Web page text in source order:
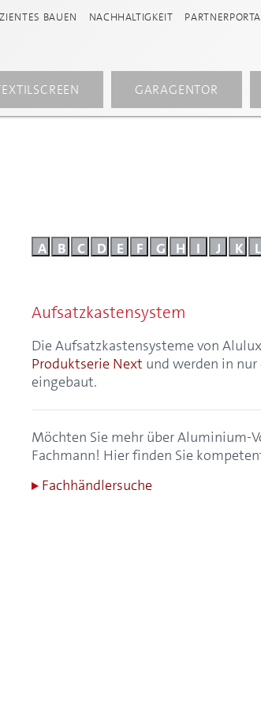
BAUEN NACHHALTIGKEIT
GARAGENTOR
A B C D E F G H I J K L
Aufsatzkastensystem
Die Aufsatzkastensysteme von
Produktserie Next und werden in
eingebaut.
Möchten Sie mehr über Aluminium-
Fachmann! Hier finden Sie
Fachhändlersuche